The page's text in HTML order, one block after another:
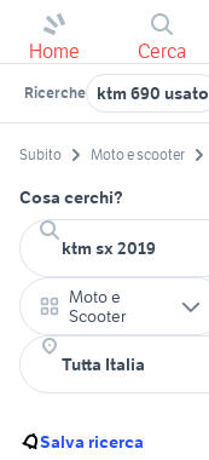
Home Cerca
Ricerche ktm 690 usato
Subito Moto e scooter
Cosa cerchi?
Moto e
Scooter
Salva ricerca